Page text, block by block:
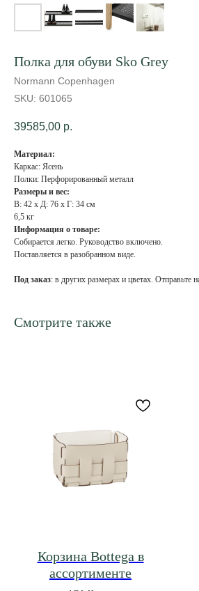
Полка для обуви Sko Grey
Normann Copenhagen
SKU: 601065
39585,00 р.
Материал:
Каркас: Ясень
Полки: Перфорированный металл
Размеры и вес:
В: 42 x Д: 76 x Г: 34 см
6,5 кг
Информация о товаре:
Собирается легко. Руководство включено.
Поставляется в разобранном виде.
Под заказ: в других размерах и цветах. Отправьте
Смотрите также
Корзина Bottega в
ассортименте